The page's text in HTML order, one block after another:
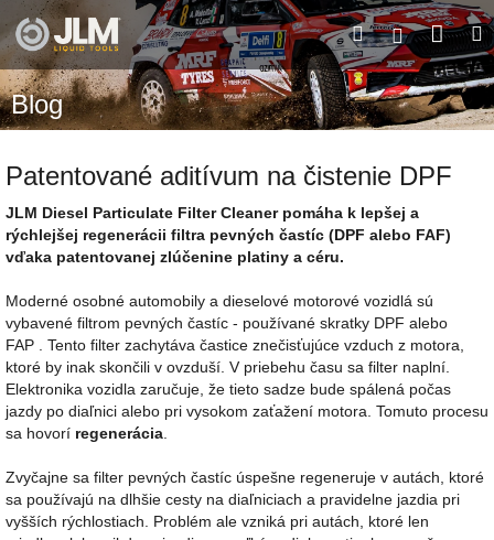
Prejsť
na
obsah
Hľadať
Blog
Patentované aditívum na čistenie DPF
JLM Diesel Particulate Filter Cleaner pomáha k lepšej a
rýchlejšej regenerácii filtra pevných častíc (DPF alebo FAF)
vďaka patentovanej zlúčenine platiny a céru.
Moderné osobné automobily a dieselové motorové vozidlá sú
vybavené filtrom pevných častíc - používané skratky DPF alebo
FAP . Tento filter zachytáva častice znečisťujúce vzduch z motora,
ktoré by inak skončili v ovzduší. V priebehu času sa filter naplní.
Elektronika vozidla zaručuje, že tieto sadze bude spálená počas
jazdy po diaľnici alebo pri vysokom zaťažení motora. Tomuto procesu
sa hovorí regenerácia
Zvyčajne sa filter pevných častíc úspešne regeneruje v autách, ktoré
sa používajú na dlhšie cesty na diaľniciach a pravidelne jazdia pri
vyšších rýchlostiach. Problém ale vzniká pri autách, ktoré len